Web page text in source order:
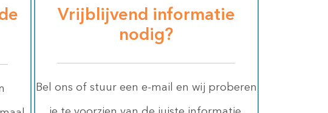
Vrijblijvend informatie
nodig?
Bel ons of stuur een e-mail en wij proberen